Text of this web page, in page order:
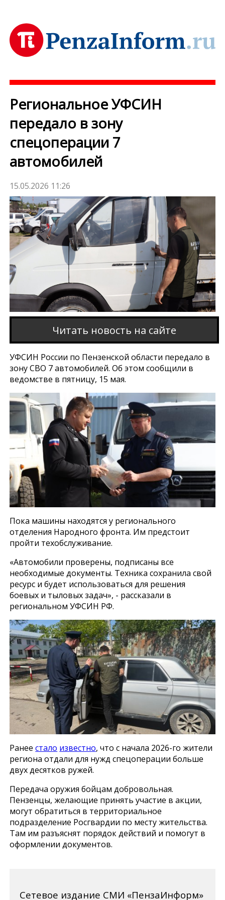
Региональное УФСИН
передало в зону
спецоперации 7
автомобилей
15.05.2026 11:26
Читать новость на сайте
УФСИН России по Пензенской области передало в
зону СВО 7 автомобилей. Об этом сообщили в
ведомстве в пятницу, 15 мая.
Пока машины находятся у регионального
отделения Народного фронта. Им предстоит
пройти техобслуживание.
«Автомобили проверены, подписаны все
необходимые документы. Техника сохранила свой
ресурс и будет использоваться для решения
боевых и тыловых задач», - рассказали в
региональном УФСИН РФ.
Ранеестало известно, что с начала 2026-го жители
региона отдали для нужд спецоперации больше
двух десятков ружей.
Передача оружия бойцам добровольная.
Пензенцы, желающие принять участие в акции,
могут обратиться в территориальное
подразделение Росгвардии по месту жительства.
Там им разъяснят порядок действий и помогут в
оформлении документов.
Сетевое издание СМИ «ПензаИнформ»